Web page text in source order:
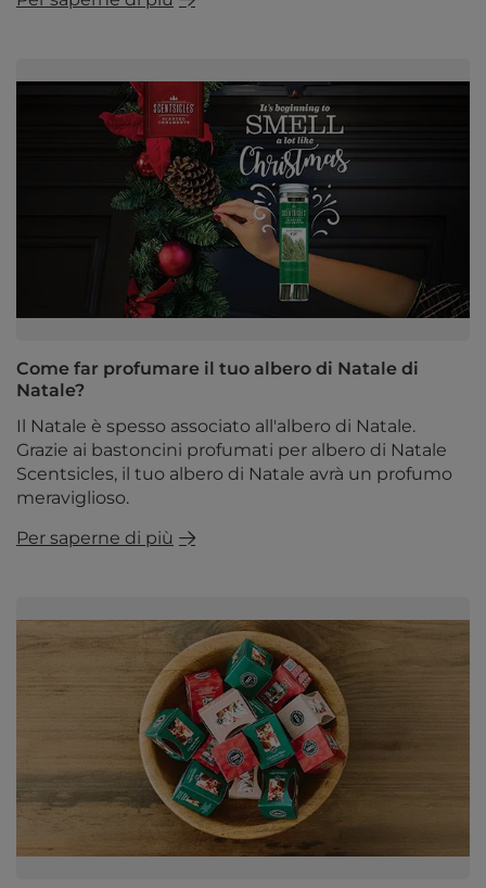
Come far profumare il tuo albero di Natale di
Natale?
Il Natale è spesso associato all'albero di Natale.
Grazie ai bastoncini profumati per albero di Natale
Scentsicles, il tuo albero di Natale avrà un profumo
meraviglioso.
Per saperne di più